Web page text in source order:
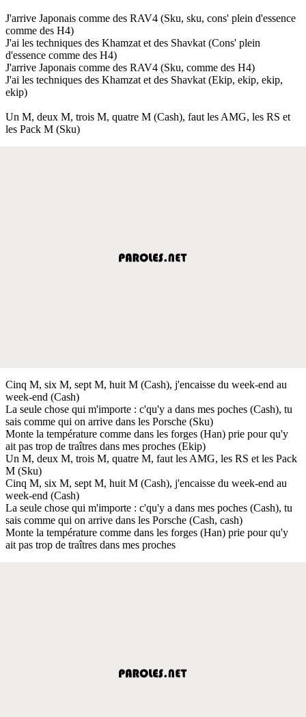
J'arrive Japonais comme des RAV4 (Sku, sku, cons' plein d'essence
comme des H4)
J'ai les techniques des Khamzat et des Shavkat (Cons' plein
d'essence comme des H4)
J'arrive Japonais comme des RAV4 (Sku, comme des H4)
J'ai les techniques des Khamzat et des Shavkat (Ekip, ekip, ekip,
ekip)
Un M, deux M, trois M, quatre M (Cash), faut les AMG, les RS et
les Pack M (Sku)
Cinq M, six M, sept M, huit M (Cash), j'encaisse du week-end au
week-end (Cash)
La seule chose qui m'importe : c'qu'y a dans mes poches (Cash), tu
sais comme qui on arrive dans les Porsche (Sku)
Monte la température comme dans les forges (Han) prie pour qu'y
ait pas trop de traîtres dans mes proches (Ekip)
Un M, deux M, trois M, quatre M, faut les AMG, les RS et les Pack
M (Sku)
Cinq M, six M, sept M, huit M (Cash), j'encaisse du week-end au
week-end (Cash)
La seule chose qui m'importe : c'qu'y a dans mes poches (Cash), tu
sais comme qui on arrive dans les Porsche (Cash, cash)
Monte la température comme dans les forges (Han) prie pour qu'y
ait pas trop de traîtres dans mes proches